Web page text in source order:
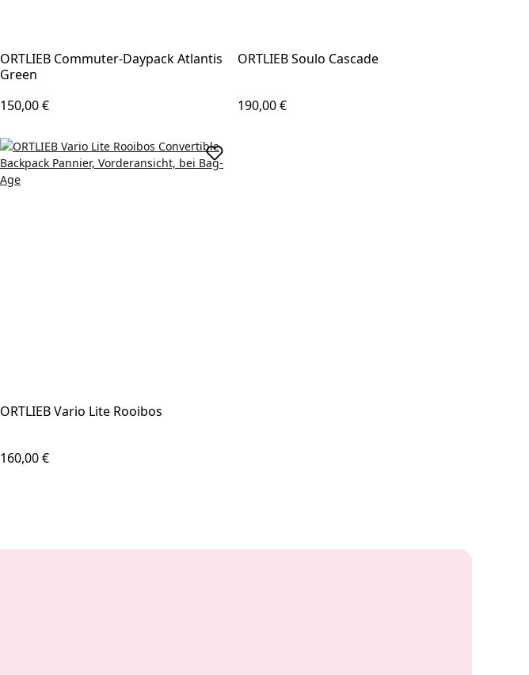
ORTLIEB Commuter-Daypack Atlantis
Green
Regulärer Preis:
150,00 €
ORTLIEB Soulo Cascade
Regulärer Preis:
190,00 €
ORTLIEB Vario Lite Rooibos
Regulärer Preis:
160,00 €